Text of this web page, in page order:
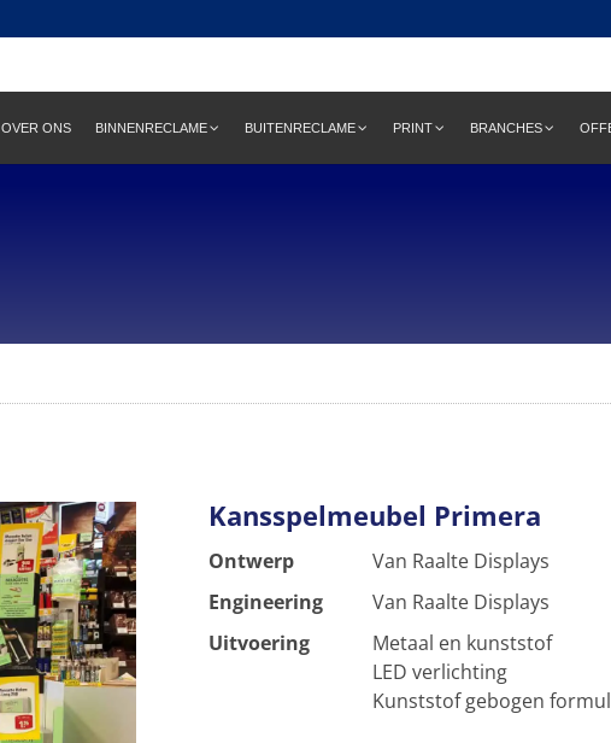
OVER ONS BINNENRECLAME BUITENRECLAME PRINT BRANCHES
Kansspelmeubel Primera
Ontwerp
Van Raalte Displays
Engineering
Van Raalte Displays
Uitvoering
Metaal en kunststof
LED verlichting
Kunststof gebogen